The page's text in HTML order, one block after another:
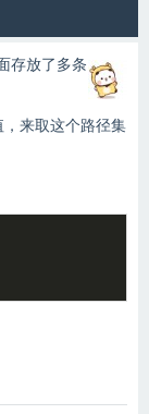
存放了多条
来取这个路径集